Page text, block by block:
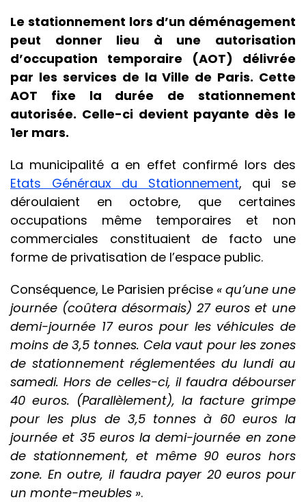
Le stationnement lors d’un déménagement
peut donner lieu à une autorisation
d’occupation temporaire (AOT) délivrée
par les services de la Ville de Paris. Cette
AOT fixe la durée de stationnement
autorisée. Celle-ci devient payante dès le
1er mars.
La municipalité a en effet confirmé lors des
Etats Généraux du Stationnement, qui se
déroulaient en octobre, que certaines
occupations même temporaires et non
commerciales constituaient de facto une
forme de privatisation de l’espace public.
Conséquence, Le Parisien précise « qu’une une
journée (coûtera désormais) 27 euros et une
demi-journée 17 euros pour les véhicules de
moins de 3,5 tonnes. Cela vaut pour les zones
de stationnement réglementées du lundi au
samedi. Hors de celles-ci, il faudra débourser
40 euros. (Parallèlement), la facture grimpe
pour les plus de 3,5 tonnes à 60 euros la
journée et 35 euros la demi-journée en zone
de stationnement, et même 90 euros hors
zone. En outre, il faudra payer 20 euros pour
un monte-meubles ».